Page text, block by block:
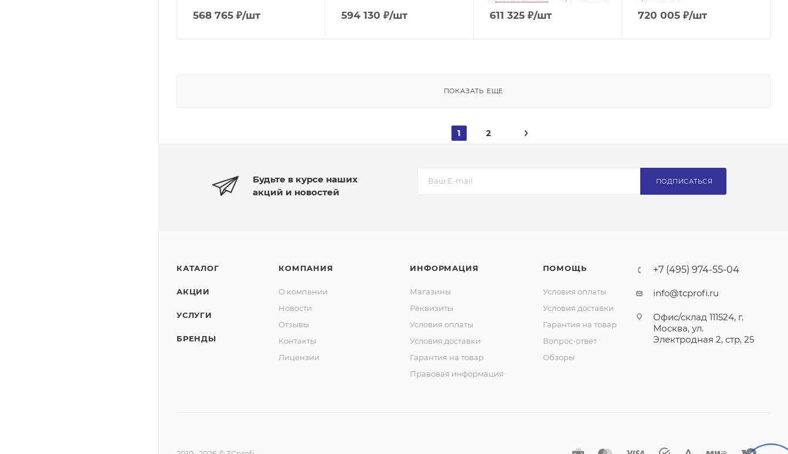
568 765 ₽/шт 594 130 ₽/шт 611 325 ₽/шт 720 005 ₽/шт
ПОКАЗАТЬ ЕЩЕ
1 2
Будьте в курсе наших
акций и новостей
ПОДПИСАТЬСЯ
КАТАЛОГ
АКЦИИ
УСЛУГИ
БРЕНДЫ
КОМПАНИЯ
О компании
Новости
Отзывы
Контакты
Лицензии
ИНФОРМАЦИЯ
Магазины
Реквизиты
Условия оплаты
Условия доставки
Гарантия на товар
Правовая информация
ПОМОЩЬ
Условия оплаты
Условия доставки
Гарантия на товар
Вопрос-ответ
Обзоры
+7 (495) 974-55-04
info@tcprofi.ru
Офис/склад 111524, г.
Москва, ул.
Электродная 2, стр, 25